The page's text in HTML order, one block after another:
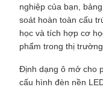
nghiệp của bạn,
soát hoàn toàn cấu
học và tích hợp cơ
phẩm trong thị
Định dạng ô mở cho
cấu hình đèn nền